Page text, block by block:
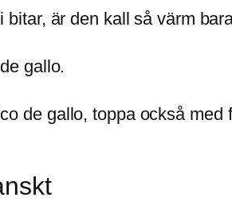
är den kall så värm
gallo.
de gallo, toppa också